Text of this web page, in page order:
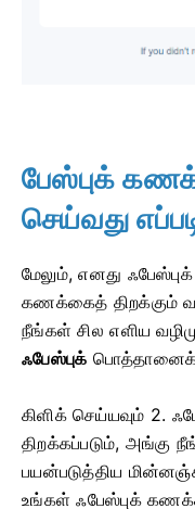
பேஸ்புக்
செய்வது
மேலும், எனது
கணக்கைத் திறக்கும்
நீங்கள் சில எளிய
ஃபேஸ்புக்
கிளிக் செய்யவும் 2.
திறக்கப்படும், அங்கு
பயன்படுத்திய
உங்கள் ஃபேஸ்புக்